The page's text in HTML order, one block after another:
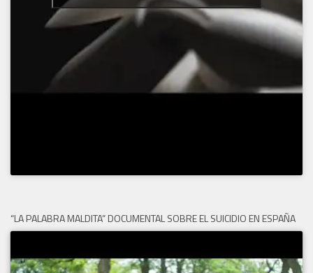
“LA PALABRA MALDITA” DOCUMENTAL SOBRE EL SUICIDIO EN ESPAÑA